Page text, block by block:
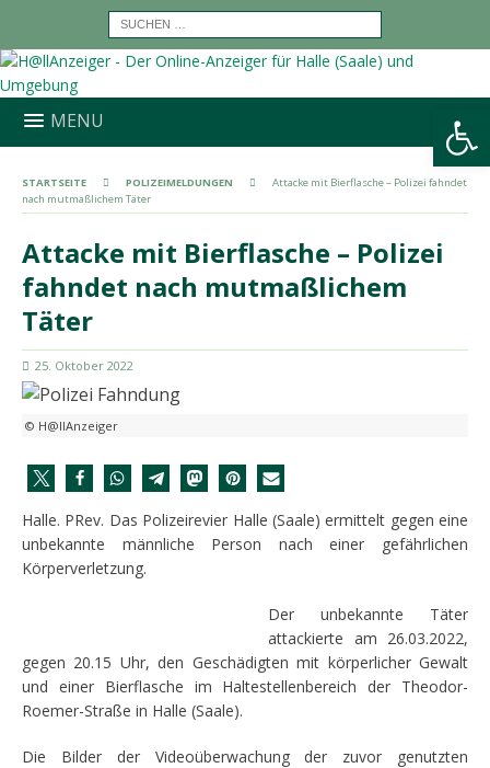
Werkzeugleiste öffnen
MENU
STARTSEITE POLIZEIMELDUNGEN
Attacke mit Bierflasche – Polizei fahndet
nach mutmaßlichem Täter
Attacke mit Bierflasche – Polizei
fahndet nach mutmaßlichem
Täter
25. Oktober 2022
© H@llAnzeiger
Halle. PRev. Das Polizeirevier Halle (Saale) ermittelt gegen eine
unbekannte männliche Person nach einer gefährlichen
Körperverletzung.
Der unbekannte Täter
attackierte am 26.03.2022,
gegen 20.15 Uhr, den Geschädigten mit körperlicher Gewalt
und einer Bierflasche im Haltestellenbereich der Theodor-
Roemer-Straße in Halle (Saale).
Die Bilder der Videoüberwachung der zuvor genutzten